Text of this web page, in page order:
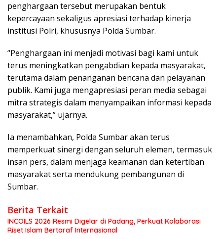
penghargaan tersebut merupakan bentuk
kepercayaan sekaligus apresiasi terhadap kinerja
institusi Polri, khususnya Polda Sumbar.
“Penghargaan ini menjadi motivasi bagi kami untuk
terus meningkatkan pengabdian kepada masyarakat,
terutama dalam penanganan bencana dan pelayanan
publik. Kami juga mengapresiasi peran media sebagai
mitra strategis dalam menyampaikan informasi kepada
masyarakat,” ujarnya.
Ia menambahkan, Polda Sumbar akan terus
memperkuat sinergi dengan seluruh elemen, termasuk
insan pers, dalam menjaga keamanan dan ketertiban
masyarakat serta mendukung pembangunan di
Sumbar.
Berita Terkait
INCOILS 2026 Resmi Digelar di Padang, Perkuat Kolaborasi
Riset Islam Bertaraf Internasional